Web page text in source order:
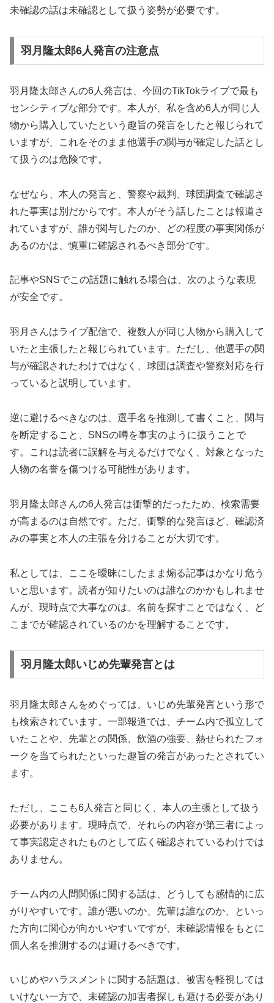
未確認の話は未確認として扱う姿勢が必要です。
羽月隆太郎6人発言の注意点
羽月隆太郎さんの6人発言は、今回のTikTokライブで最も
センシティブな部分です。本人が、私を含め6人が同じ人
物から購入していたという趣旨の発言をしたと報じられて
いますが、これをそのまま他選手の関与が確定した話とし
て扱うのは危険です。
なぜなら、本人の発言と、警察や裁判、球団調査で確認さ
れた事実は別だからです。本人がそう話したことは報道さ
れていますが、誰が関与したのか、どの程度の事実関係が
あるのかは、慎重に確認されるべき部分です。
記事やSNSでこの話題に触れる場合は、次のような表現
が安全です。
羽月さんはライブ配信で、複数人が同じ人物から購入して
いたと主張したと報じられています。ただし、他選手の関
与が確認されたわけではなく、球団は調査や警察対応を行
っていると説明しています。
逆に避けるべきなのは、選手名を推測して書くこと、関与
を断定すること、SNSの噂を事実のように扱うことで
す。これは読者に誤解を与えるだけでなく、対象となった
人物の名誉を傷つける可能性があります。
羽月隆太郎さんの6人発言は衝撃的だったため、検索需要
が高まるのは自然です。ただ、 衝撃的な発言ほど、確認済
みの事実と本人の主張を分けることが大切です。
私としては、ここを曖昧にしたまま煽る記事はかなり危う
いと思います。読者が知りたいのは誰なのかかもしれませ
んが、現時点で大事なのは、名前を探すことではなく、ど
こまでが確認されているのかを理解することです。
羽月隆太郎いじめ先輩発言とは
羽月隆太郎さんをめぐっては、いじめ先輩発言という形で
も検索されています。一部報道では、チーム内で孤立して
いたことや、先輩との関係、飲酒の強要、熱せられたフォ
ークを当てられたといった趣旨の発言があったとされてい
ます。
ただし、ここも6人発言と同じく、本人の主張として扱う
必要があります。現時点で、それらの内容が第三者によっ
て事実認定されたものとして広く確認されているわけでは
ありません。
チーム内の人間関係に関する話は、どうしても感情的に広
がりやすいです。誰が悪いのか、先輩は誰なのか、といっ
た方向に関心が向かいやすいですが、未確認情報をもとに
個人名を推測するのは避けるべきです。
いじめやハラスメントに関する話題は、被害を軽視しては
いけない一方で、未確認の加害者探しも避ける必要があり